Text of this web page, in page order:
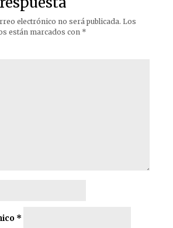
electrónico no será publicada. Los
están marcados con *
*